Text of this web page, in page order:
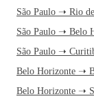
São Paulo ➝ Rio
São Paulo ➝ Belo
São Paulo ➝
Belo Horizonte ➝
Belo Horizonte ➝